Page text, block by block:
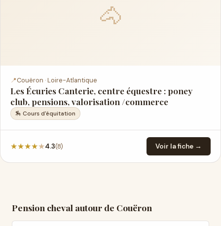
🐴
📍Couëron · Loire-Atlantique
Les Écuries Canterie, centre équestre : poney
club, pensions, valorisation /commerce
🏇 Cours d'équitation
★★★★★4.3(8) Voir la fiche →
Pension cheval autour de Couëron